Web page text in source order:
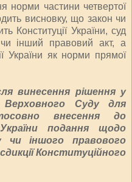
норми частини четвертої
висновку, що закон чи
Конституції України, суд
інший правовий акт, а
України як норми прямої
винесення рішення у
Суду для
внесення до
подання щодо
чи іншого правового
Конституційного